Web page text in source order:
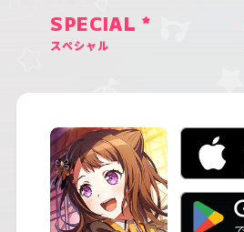
SPECIAL
スペシャル